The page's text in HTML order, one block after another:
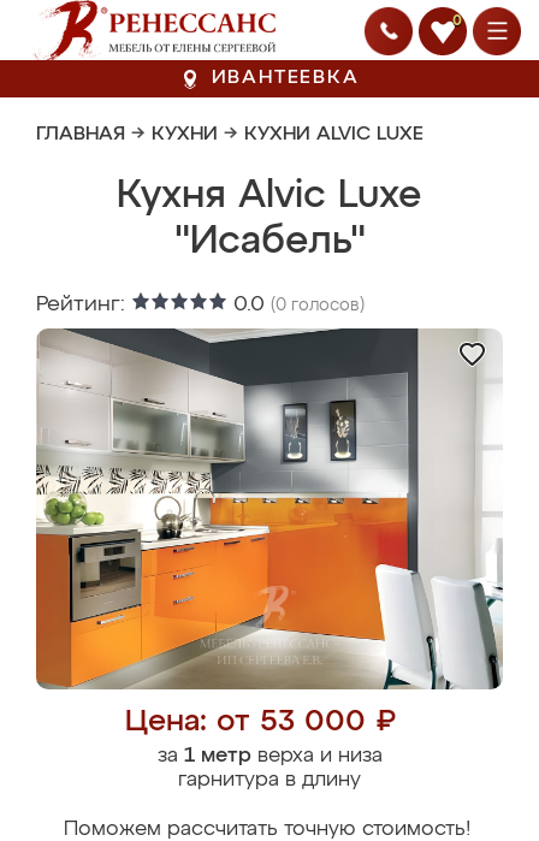
0
ИВАНТЕЕВКА
ГЛАВНАЯ → КУХНИ → КУХНИ ALVIC LUXE
Кухня Alvic Luxe
"Исабель"
Рейтинг: 0.0 (0 голосов)
Цена: от 53 000 ₽
за 1 метрверха и низа
гарнитура в длину
Поможем рассчитать точную стоимость!